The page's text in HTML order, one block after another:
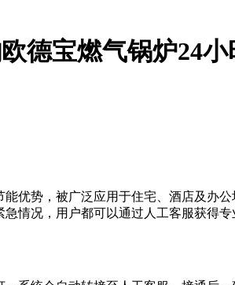
德宝燃气锅炉24
优势，被广泛应用于住宅、酒店及办
情况，用户都可以通过人工客服获得专